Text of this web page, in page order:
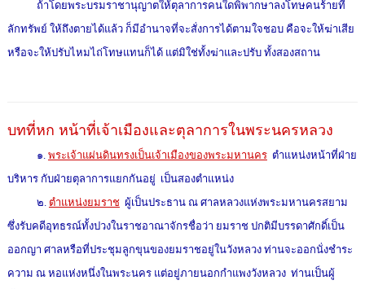
ถ้าโดยพระบรมราชานุญาตให้ตุลาการคนใดพิพากษาลงโทษคนร้ายที่
ลักทรัพย์ ให้ถึงตายได้แล้ว ก็มีอำนาจที่จะสั่งการได้ตามใจชอบ คือจะให้ฆ่าเสีย
หรือจะให้ปรับไหมไถ่โทษแทนก็ได้ แต่มิใช่ทั้งฆ่าและปรับ ทั้งสองสถาน
บทที่หก หน้าที่เจ้าเมืองและตุลาการในพระนครหลวง
๑. พระเจ้าแผ่นดินทรงเป็นเจ้าเมืองของพระมหานคร ตำแหน่งหน้าที่ฝ่าย
บริหาร กับฝ่ายตุลาการแยกกันอยู่ เป็นสองตำแหน่ง
๒. ตำแหน่งยมราช ผู้เป็นประธาน ณ ศาลหลวงแห่งพระมหานครสยาม
ซึ่งรับคดีอุทธรณ์ทั้งปวงในราชอาณาจักรชื่อว่า ยมราช ปกติมีบรรดาศักดิ์เป็น
ออกญา ศาลหรือที่ประชุมลูกขุนของยมราชอยู่ในวังหลวง ท่านจะออกนั่งชำระ
ความ ณ หอแห่งหนึ่งในพระนคร แต่อยู่ภายนอกกำแพงวังหลวง ท่านเป็นผู้